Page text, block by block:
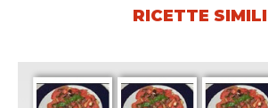
RICETTE SIMILI